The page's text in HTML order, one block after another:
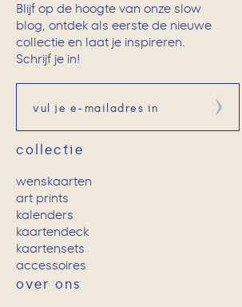
Blijf op de hoogte van onze slow
blog, ontdek als eerste de nieuwe
collectie en laat je inspireren.
Schrijf je in!
collectie
wenskaarten
art prints
kalenders
kaartendeck
kaartensets
accessoires
over ons